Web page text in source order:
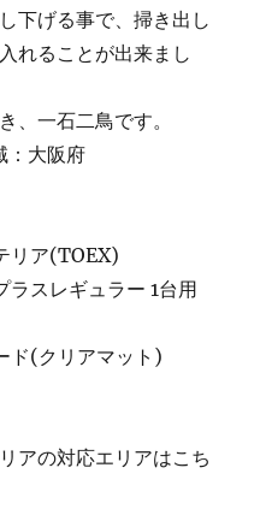
下げる事で、掃き出し
れることが出来まし
、一石二鳥です。
：大阪府
リア(TOEX)
ラスレギュラー 1台用
ド(クリアマット)
アの対応エリアはこち